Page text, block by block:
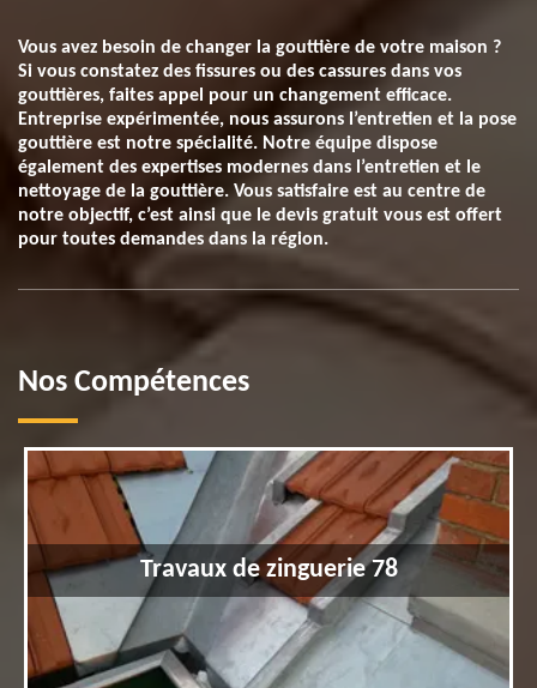
Vous avez besoin de changer la gouttière de votre maison ?
Si vous constatez des fissures ou des cassures dans vos
gouttières, faites appel pour un changement efficace.
Entreprise expérimentée, nous assurons l’entretien et la pose
gouttière est notre spécialité. Notre équipe dispose
également des expertises modernes dans l’entretien et le
nettoyage de la gouttière. Vous satisfaire est au centre de
notre objectif, c’est ainsi que le devis gratuit vous est offert
pour toutes demandes dans la région.
Nos Compétences
Travaux de zinguerie 78